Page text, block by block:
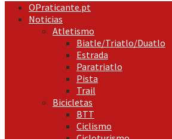
Primary
Menu
OPraticante.pt
Noticias
Atletismo
Biatle/Triatlo/Duatlo
Estrada
Paratriatlo
Pista
Trail
Bicicletas
BTT
Ciclismo